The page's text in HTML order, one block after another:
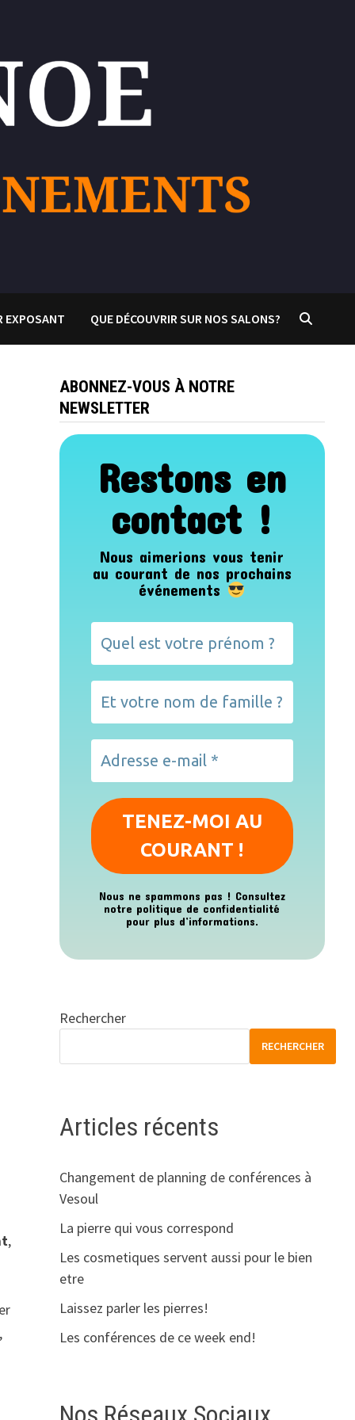
EXPOSANT QUE DÉCOUVRIR SUR NOS SALONS?
,
ABONNEZ-VOUS À NOTRE
NEWSLETTER
Restons en
contact !
Nous aimerions vous tenir
au courant de nos prochains
événements
Nous ne spammons pas ! Consultez
notre politique de confidentialité
pour plus d’informations.
Rechercher
RECHERCHER
Articles récents
Changement de planning de conférences à
Vesoul
La pierre qui vous correspond
Les cosmetiques servent aussi pour le bien
etre
Laissez parler les pierres!
Les conférences de ce week end!